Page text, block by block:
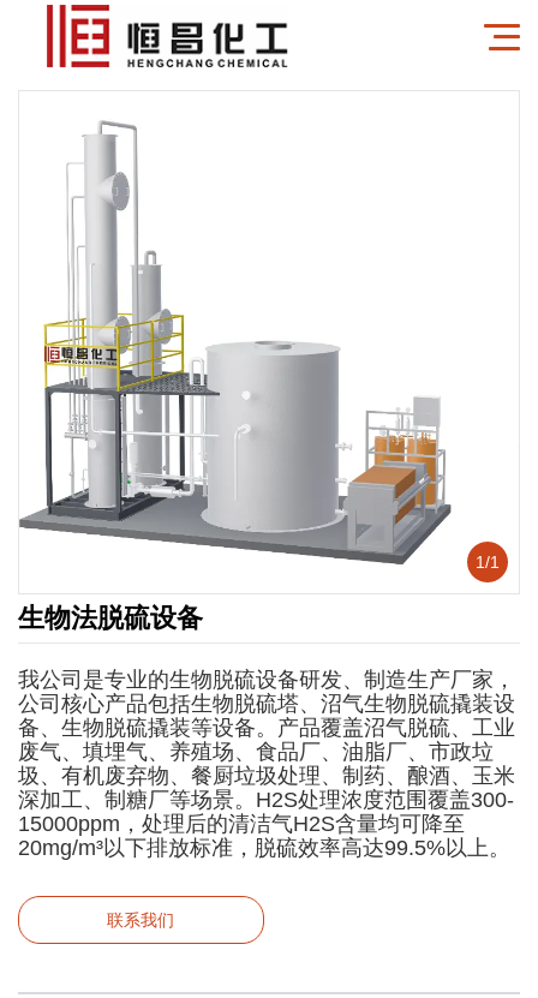
1/1
生物法脱硫设备
我公司是专业的生物脱硫设备研发、制造生产厂家，
公司核心产品包括生物脱硫塔、沼气生物脱硫撬装设
备、生物脱硫撬装等设备。产品覆盖沼气脱硫、工业
废气、填埋气、养殖场、食品厂、油脂厂、市政垃
圾、有机废弃物、餐厨垃圾处理、制药、酿酒、玉米
深加工、制糖厂等场景。H2S处理浓度范围覆盖300-
15000ppm，处理后的清洁气H2S含量均可降至
20mg/m³以下排放标准，脱硫效率高达99.5%以上。
联系我们